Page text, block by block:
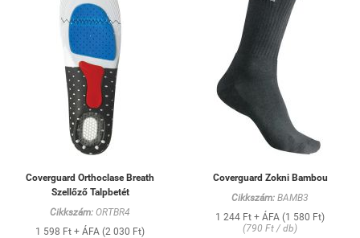
Coverguard Orthoclase Breath
Szellőző Talpbetét
Cikkszám: ORTBR4
1 598 Ft + ÁFA (2 030 Ft)
Coverguard Zokni Bambou
Cikkszám: BAMB3
1 244 Ft + ÁFA (1 580 Ft)
(790 Ft / db)